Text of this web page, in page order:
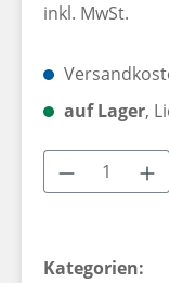
inkl. MwSt.
auf Lager,
Produkt
Kategorien: